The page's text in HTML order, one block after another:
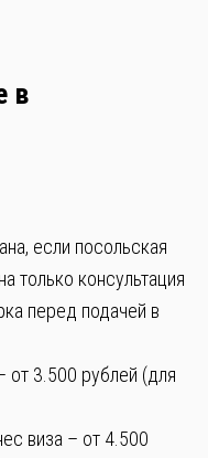
в
если посольская
только консультация
перед подачей в
от 3.500 рублей (для
виза – от 4.500